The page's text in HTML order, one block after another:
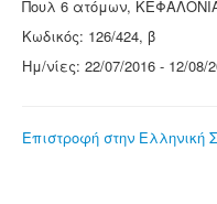
Πουλ 6 ατόμων,
Κωδικός: 126/424, β
Ημ/νίες: 22/07/2016 - 12/08/
Επιστροφή στην Ελληνική